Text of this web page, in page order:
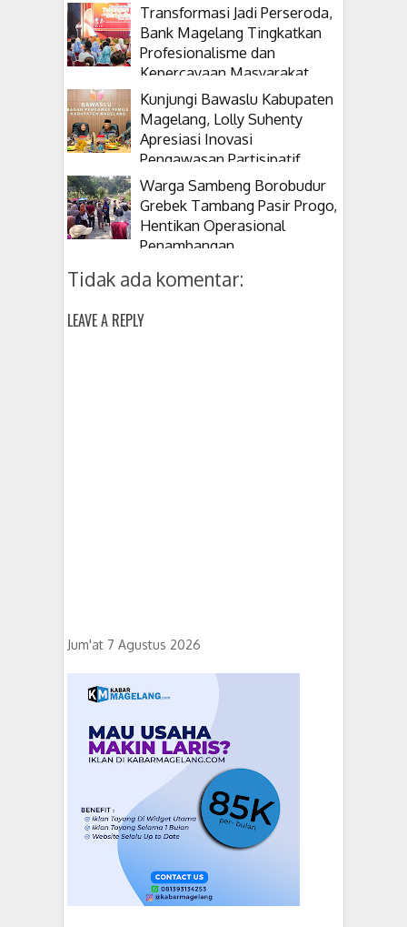
Transformasi Jadi Perseroda,
Bank Magelang Tingkatkan
Profesionalisme dan
Kepercayaan Masyarakat
Kunjungi Bawaslu Kabupaten
Magelang, Lolly Suhenty
Apresiasi Inovasi
Pengawasan Partisipatif
Warga Sambeng Borobudur
Grebek Tambang Pasir Progo,
Hentikan Operasional
Penambangan
Tidak ada komentar:
LEAVE A REPLY
Jum'at 7 Agustus 2026